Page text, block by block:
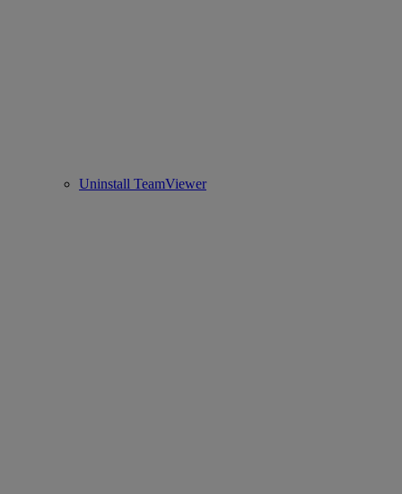
Uninstall TeamViewer